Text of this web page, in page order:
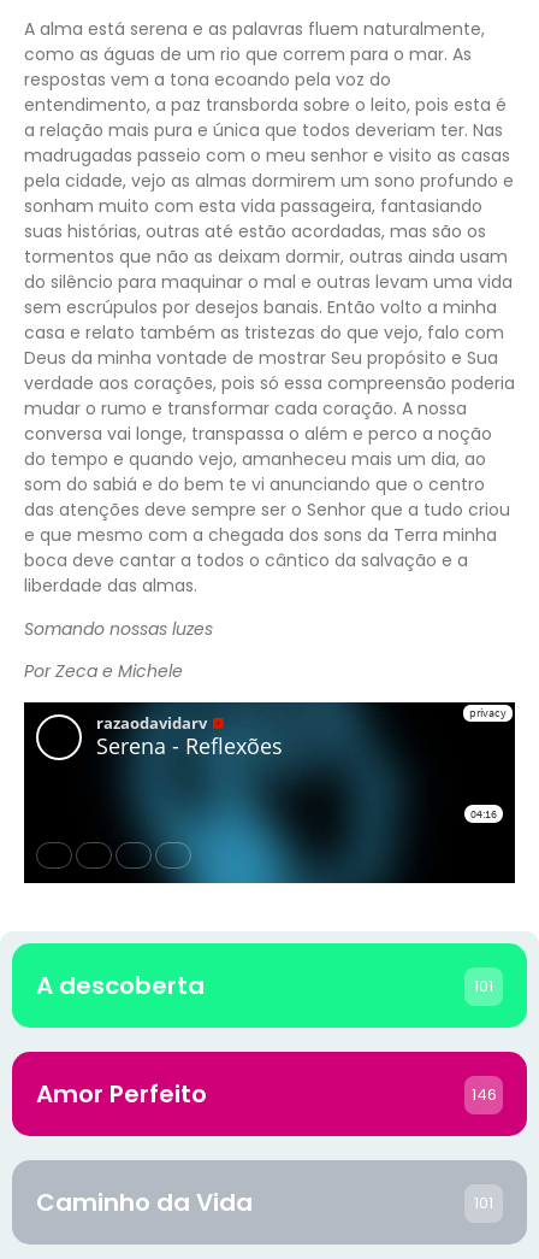
A alma está serena e as palavras fluem naturalmente,
como as águas de um rio que correm para o mar. As
respostas vem a tona ecoando pela voz do
entendimento, a paz transborda sobre o leito, pois esta é
a relação mais pura e única que todos deveriam ter. Nas
madrugadas passeio com o meu senhor e visito as casas
pela cidade, vejo as almas dormirem um sono profundo e
sonham muito com esta vida passageira, fantasiando
suas histórias, outras até estão acordadas, mas são os
tormentos que não as deixam dormir, outras ainda usam
do silêncio para maquinar o mal e outras levam uma vida
sem escrúpulos por desejos banais. Então volto a minha
casa e relato também as tristezas do que vejo, falo com
Deus da minha vontade de mostrar Seu propósito e Sua
verdade aos corações, pois só essa compreensão poderia
mudar o rumo e transformar cada coração. A nossa
conversa vai longe, transpassa o além e perco a noção
do tempo e quando vejo, amanheceu mais um dia, ao
som do sabiá e do bem te vi anunciando que o centro
das atenções deve sempre ser o Senhor que a tudo criou
e que mesmo com a chegada dos sons da Terra minha
boca deve cantar a todos o cântico da salvação e a
liberdade das almas.
Somando nossas luzes
Por Zeca e Michele
A descoberta 101
Amor Perfeito 146
Caminho da Vida 101